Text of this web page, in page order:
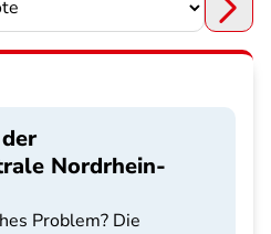
Nordrhein-
Problem? Die